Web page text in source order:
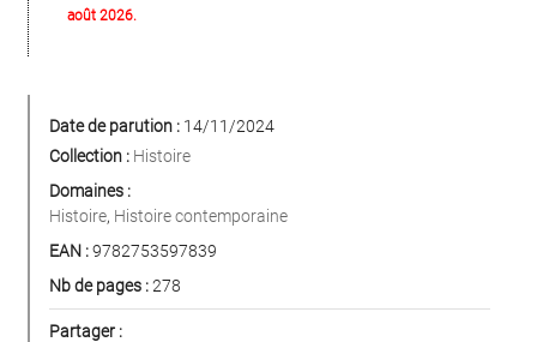
août 2026.
Date de parution : 14/11/2024
Collection : Histoire
Domaines :
Histoire, Histoire contemporaine
EAN :9782753597839
Nb de pages :278
Partager :